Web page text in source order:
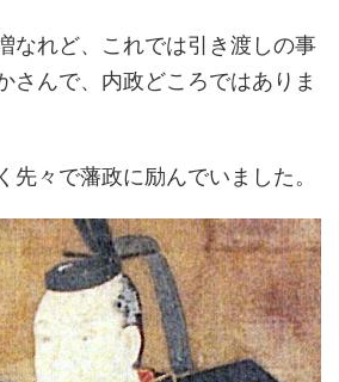
なれど、これでは引き渡しの事
さんで、内政どころではありま
先々で藩政に励んでいました。